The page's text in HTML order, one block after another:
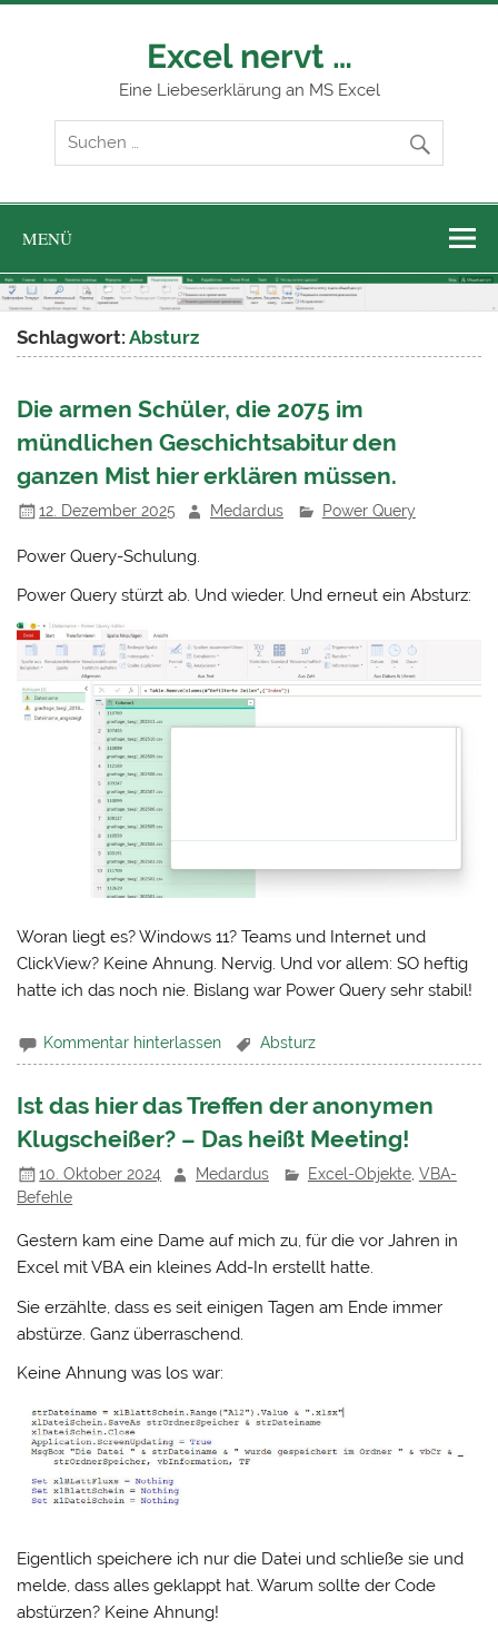
Zum
Excel nervt …
Eine Liebeserklärung an MS Excel
MENÜ
Schlagwort:Absturz
Die armen Schüler, die 2075 im
mündlichen Geschichtsabitur den
ganzen Mist hier erklären müssen.
12. Dezember 2025 Medardus Power Query
Power Query-Schulung.
Power Query stürzt ab. Und wieder. Und erneut ein Absturz:
Woran liegt es? Windows 11? Teams und Internet und
ClickView? Keine Ahnung. Nervig. Und vor allem: SO heftig
hatte ich das noch nie. Bislang war Power Query sehr stabil!
Kommentar hinterlassen Absturz
Ist das hier das Treffen der anonymen
Klugscheißer? – Das heißt Meeting!
10. Oktober 2024 Medardus Excel-Objekte, VBA-
Befehle
Gestern kam eine Dame auf mich zu, für die vor Jahren in
Excel mit VBA ein kleines Add-In erstellt hatte.
Sie erzählte, dass es seit einigen Tagen am Ende immer
abstürze. Ganz überraschend.
Keine Ahnung was los war:
Eigentlich speichere ich nur die Datei und schließe sie und
melde, dass alles geklappt hat. Warum sollte der Code
abstürzen? Keine Ahnung!